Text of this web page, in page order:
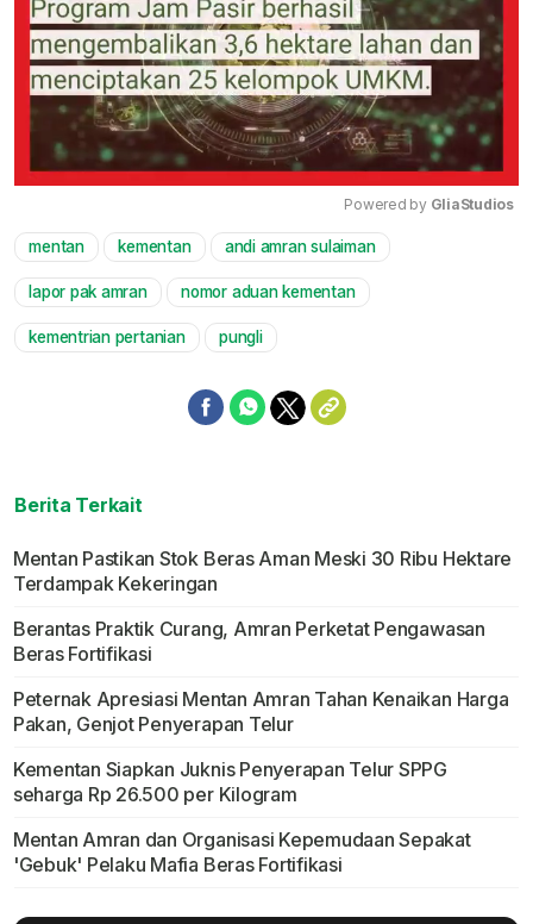
Powered by GliaStudios
mentan kementan andi amran sulaiman
lapor pak amran nomor aduan kementan
kementrian pertanian pungli
Berita Terkait
Mentan Pastikan Stok Beras Aman Meski 30 Ribu Hektare
Terdampak Kekeringan
Berantas Praktik Curang, Amran Perketat Pengawasan
Beras Fortifikasi
Peternak Apresiasi Mentan Amran Tahan Kenaikan Harga
Pakan, Genjot Penyerapan Telur
Kementan Siapkan Juknis Penyerapan Telur SPPG
seharga Rp 26.500 per Kilogram
Mentan Amran dan Organisasi Kepemudaan Sepakat
'Gebuk' Pelaku Mafia Beras Fortifikasi